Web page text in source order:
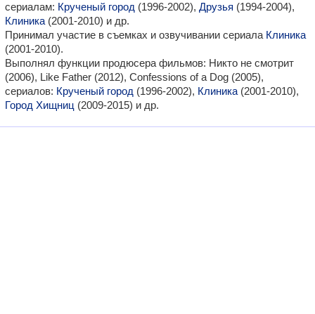
сериалам: Крученый город (1996-2002), Друзья (1994-2004),
Клиника (2001-2010) и др.
Принимал участие в съемках и озвучивании сериала Клиника
(2001-2010).
Выполнял функции продюсера фильмов: Никто не смотрит
(2006), Like Father (2012), Confessions of a Dog (2005),
сериалов: Крученый город (1996-2002), Клиника (2001-2010),
Город Хищниц (2009-2015) и др.